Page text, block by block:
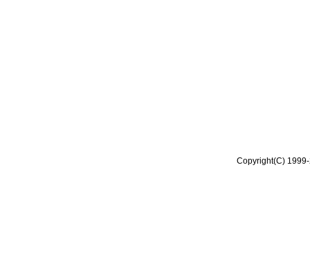
Copyright(C)